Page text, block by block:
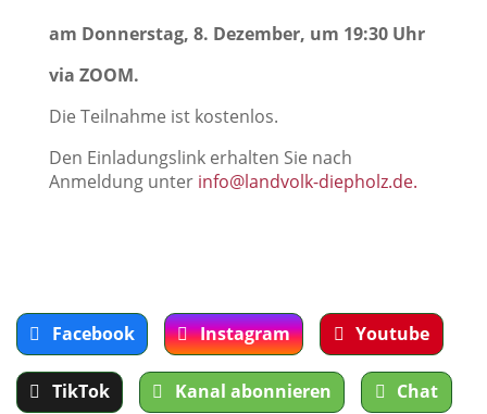
am Donnerstag, 8. Dezember, um 19:30 Uhr
via ZOOM.
Die Teilnahme ist kostenlos.
Den Einladungslink erhalten Sie nach
Anmeldung unter info@landvolk-diepholz.de.
Facebook Instagram Youtube
TikTok Kanal abonnieren Chat